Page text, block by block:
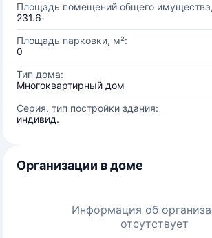
Площадь помещений общего
231.6
Площадь парковки, м²:
0
Тип дома:
Многоквартирный дом
Серия, тип постройки здания:
индивид.
Организации в доме
Информация об
отсутствует